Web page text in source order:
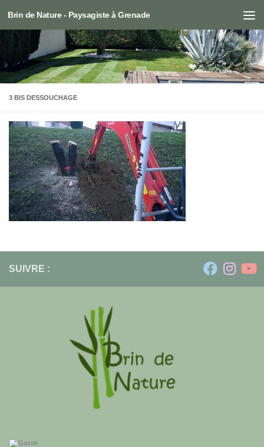
Skip to content
Brin de Nature - Paysagiste à Grenade
3 BIS DESSOUCHAGE
SUIVRE :